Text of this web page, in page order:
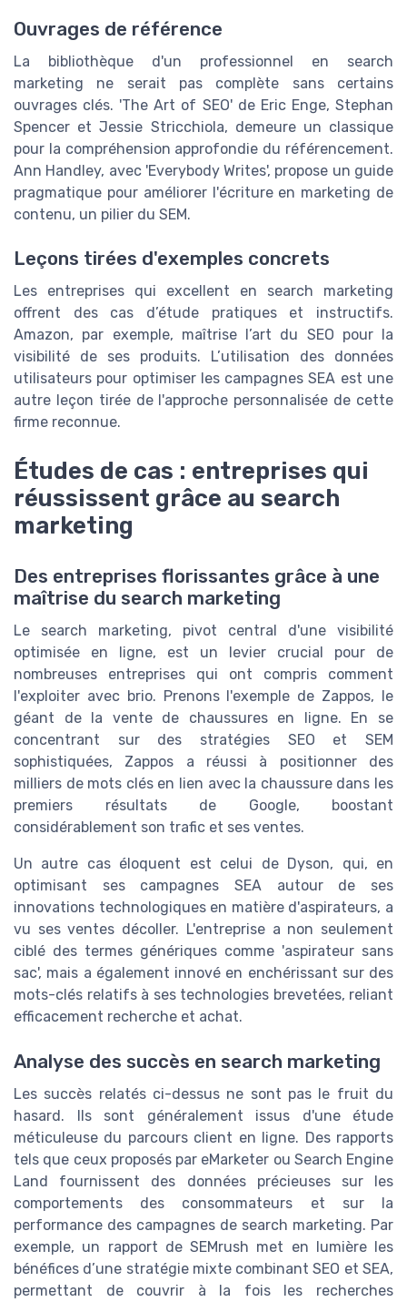
Ouvrages de référence
La bibliothèque d'un professionnel en search
marketing ne serait pas complète sans certains
ouvrages clés. 'The Art of SEO' de Eric Enge, Stephan
Spencer et Jessie Stricchiola, demeure un classique
pour la compréhension approfondie du référencement.
Ann Handley, avec 'Everybody Writes', propose un guide
pragmatique pour améliorer l'écriture en marketing de
contenu, un pilier du SEM.
Leçons tirées d'exemples concrets
Les entreprises qui excellent en search marketing
offrent des cas d’étude pratiques et instructifs.
Amazon, par exemple, maîtrise l’art du SEO pour la
visibilité de ses produits. L’utilisation des données
utilisateurs pour optimiser les campagnes SEA est une
autre leçon tirée de l'approche personnalisée de cette
firme reconnue.
Études de cas : entreprises qui
réussissent grâce au search
marketing
Des entreprises florissantes grâce à une
maîtrise du search marketing
Le search marketing, pivot central d'une visibilité
optimisée en ligne, est un levier crucial pour de
nombreuses entreprises qui ont compris comment
l'exploiter avec brio. Prenons l'exemple de Zappos, le
géant de la vente de chaussures en ligne. En se
concentrant sur des stratégies SEO et SEM
sophistiquées, Zappos a réussi à positionner des
milliers de mots clés en lien avec la chaussure dans les
premiers résultats de Google, boostant
considérablement son trafic et ses ventes.
Un autre cas éloquent est celui de Dyson, qui, en
optimisant ses campagnes SEA autour de ses
innovations technologiques en matière d'aspirateurs, a
vu ses ventes décoller. L'entreprise a non seulement
ciblé des termes génériques comme 'aspirateur sans
sac', mais a également innové en enchérissant sur des
mots-clés relatifs à ses technologies brevetées, reliant
efficacement recherche et achat.
Analyse des succès en search marketing
Les succès relatés ci-dessus ne sont pas le fruit du
hasard. Ils sont généralement issus d'une étude
méticuleuse du parcours client en ligne. Des rapports
tels que ceux proposés par eMarketer ou Search Engine
Land fournissent des données précieuses sur les
comportements des consommateurs et sur la
performance des campagnes de search marketing. Par
exemple, un rapport de SEMrush met en lumière les
bénéfices d’une stratégie mixte combinant SEO et SEA,
permettant de couvrir à la fois les recherches